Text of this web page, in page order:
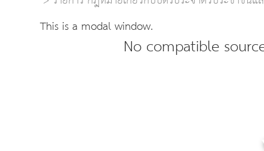
This is a modal window.
No compatible